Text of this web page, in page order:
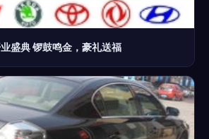
盛典 锣鼓鸣金，豪礼送福